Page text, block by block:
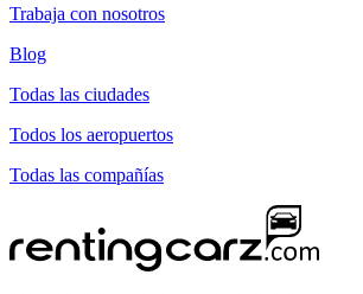
Trabaja con nosotros
Blog
Todas las ciudades
Todos los aeropuertos
Todas las compañías